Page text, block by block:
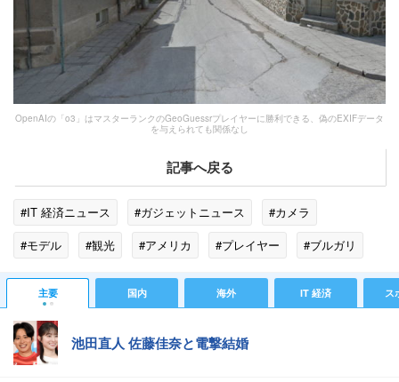
OpenAIの「o3」はマスターランクのGeoGuessrプレイヤーに勝利できる、偽のEXIFデータ
を与えられても関係なし
記事へ戻る
#IT 経済ニュース #ガジェットニュース
#カメラ
#モデル
#観光 #アメリカ #プレイヤー
#ブルガリ
#エンジニア
#コーヒー #スロバキア
#ストリートビュー
#オーストリア #コロンビア #mina #GPS
主要 国内 海外 IT 経済 ス
池田直人 佐藤佳奈と電撃結婚